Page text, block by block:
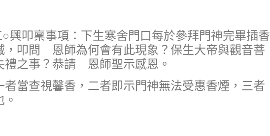
興叩稟事項：下生寒舍門口每於參拜門神完畢插香
，叩問 恩師為何會有此現象？保生大帝與觀音菩
禮之事？恭請 恩師聖示感恩。
當查視馨香，二者即示門神無法受惠香煙，三者